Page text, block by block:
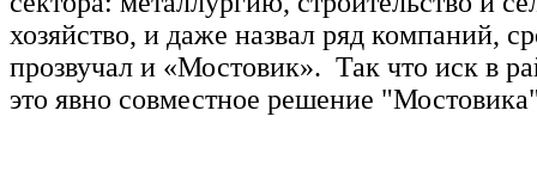
хозяйство, и даже назвал ряд компаний,
прозвучал и «Мостовик». Так что иск в
это явно совместное решение